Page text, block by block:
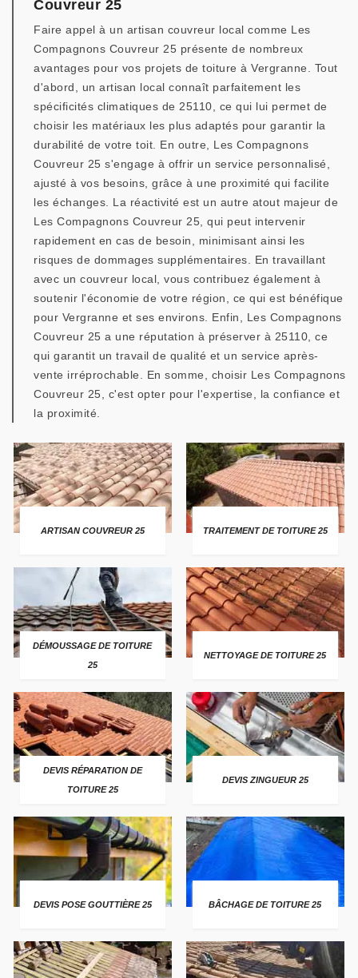
Couvreur 25
Faire appel à un artisan couvreur local comme Les
Compagnons Couvreur 25 présente de nombreux
avantages pour vos projets de toiture à Vergranne. Tout
d'abord, un artisan local connaît parfaitement les
spécificités climatiques de 25110, ce qui lui permet de
choisir les matériaux les plus adaptés pour garantir la
durabilité de votre toit. En outre, Les Compagnons
Couvreur 25 s'engage à offrir un service personnalisé,
ajusté à vos besoins, grâce à une proximité qui facilite
les échanges. La réactivité est un autre atout majeur de
Les Compagnons Couvreur 25, qui peut intervenir
rapidement en cas de besoin, minimisant ainsi les
risques de dommages supplémentaires. En travaillant
avec un couvreur local, vous contribuez également à
soutenir l'économie de votre région, ce qui est bénéfique
pour Vergranne et ses environs. Enfin, Les Compagnons
Couvreur 25 a une réputation à préserver à 25110, ce
qui garantit un travail de qualité et un service après-
vente irréprochable. En somme, choisir Les Compagnons
Couvreur 25, c'est opter pour l'expertise, la confiance et
la proximité.
ARTISAN COUVREUR 25 TRAITEMENT DE TOITURE 25
DÉMOUSSAGE DE TOITURE
25
NETTOYAGE DE TOITURE 25
DEVIS RÉPARATION DE
TOITURE 25
DEVIS ZINGUEUR 25
DEVIS POSE GOUTTIÈRE 25 BÂCHAGE DE TOITURE 25